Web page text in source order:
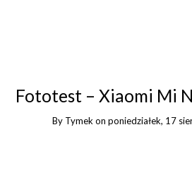
Fototest – Xiaomi Mi
By Tymekon poniedziałek, 17